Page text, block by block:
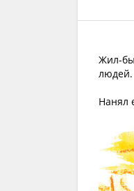
Жил-
людей.
Нанял